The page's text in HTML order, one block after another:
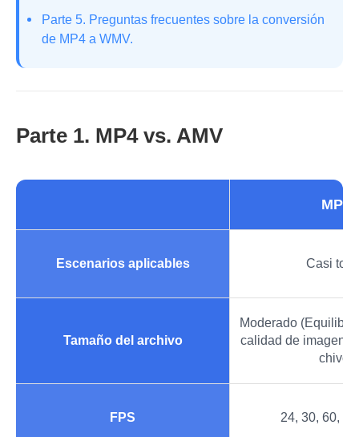
Parte 5. Preguntas frecuentes sobre la conversión
de MP4 a WMV.
Parte 1. MP4 vs. AMV
MP4
Escenarios aplicables Casi
Tamaño del archivo
Moderado
calidad de imagen y
chivo)
FPS 24, 30, 60,